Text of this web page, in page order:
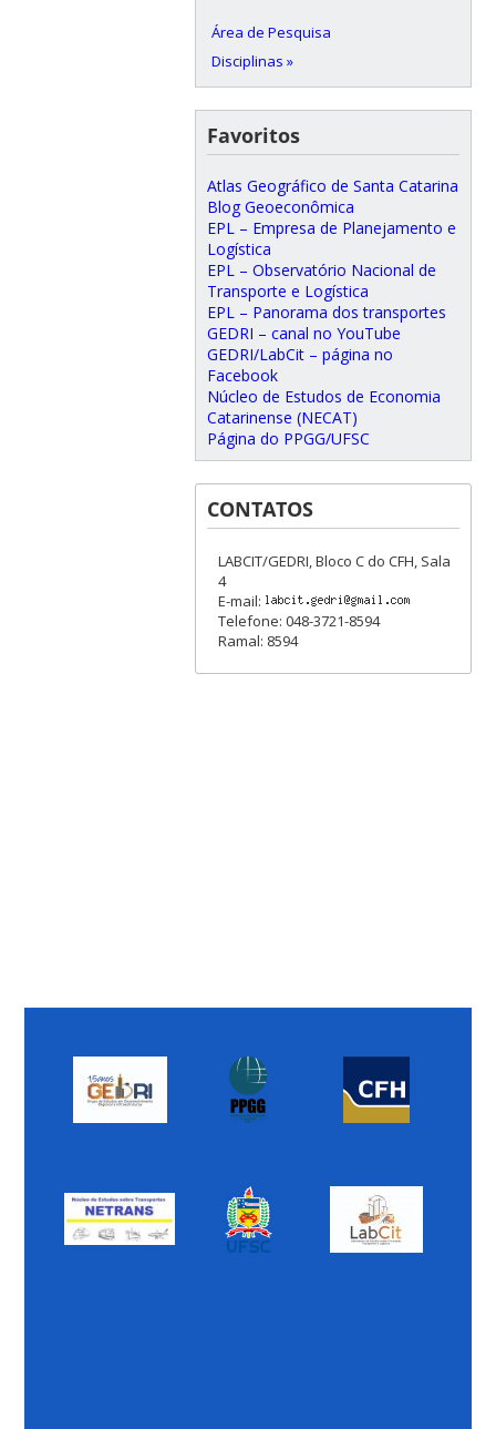
Área de Pesquisa
Disciplinas »
Favoritos
Atlas Geográfico de Santa Catarina
Blog Geoeconômica
EPL – Empresa de Planejamento e
Logística
EPL – Observatório Nacional de
Transporte e Logística
EPL – Panorama dos transportes
GEDRI – canal no YouTube
GEDRI/LabCit – página no
Facebook
Núcleo de Estudos de Economia
Catarinense (NECAT)
Página do PPGG/UFSC
CONTATOS
LABCIT/GEDRI, Bloco C do CFH, Sala
4
E-mail:
Telefone: 048-3721-8594
Ramal: 8594